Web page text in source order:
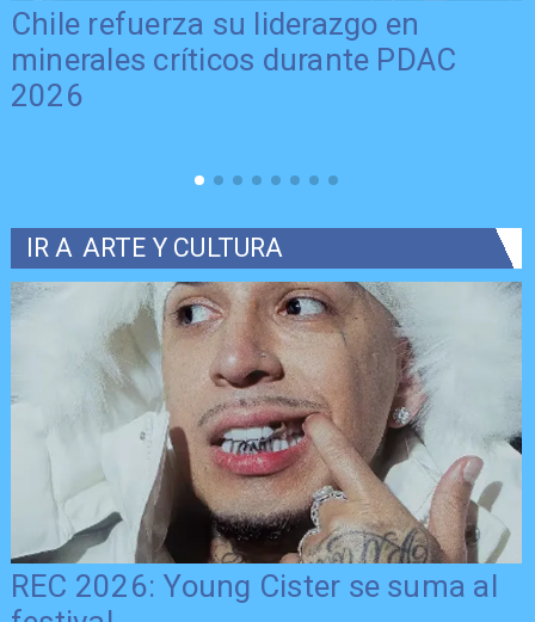
Chile refuerza su liderazgo en
minerales críticos durante PDAC
2026
IR A ARTE Y CULTURA
REC 2026: Young Cister se suma al